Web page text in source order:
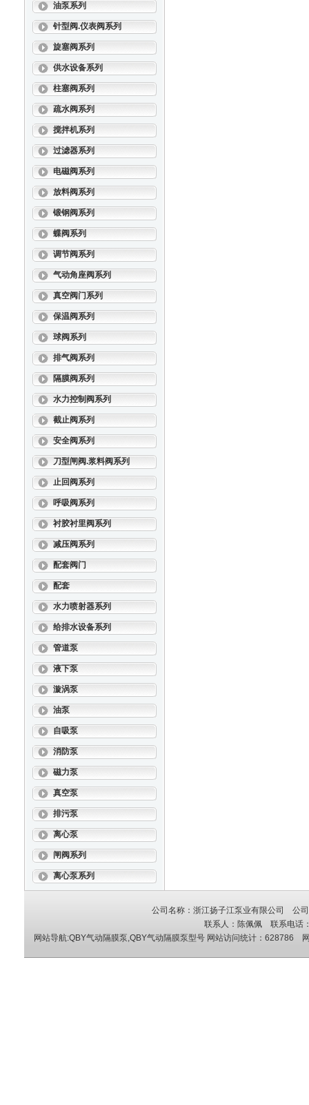
油泵系列
针型阀.仪表阀系列
旋塞阀系列
供水设备系列
柱塞阀系列
疏水阀系列
搅拌机系列
过滤器系列
电磁阀系列
放料阀系列
锻钢阀系列
蝶阀系列
调节阀系列
气动角座阀系列
真空阀门系列
保温阀系列
球阀系列
排气阀系列
隔膜阀系列
水力控制阀系列
截止阀系列
安全阀系列
刀型闸阀.浆料阀系列
止回阀系列
呼吸阀系列
衬胶衬里阀系列
减压阀系列
配套阀门
配套
水力喷射器系列
给排水设备系列
管道泵
液下泵
漩涡泵
油泵
自吸泵
消防泵
磁力泵
真空泵
排污泵
离心泵
闸阀系列
离心泵系列
公司名称：浙江扬子江泵业有限公司 公
联系人：陈佩佩 联系电话
网站导航:QBY气动隔膜泵,QBY气动隔膜泵型号 网站访问统计：628786